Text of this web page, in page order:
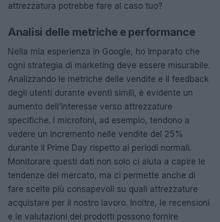
attrezzatura potrebbe fare al caso tuo?
Analisi delle metriche e performance
Nella mia esperienza in Google, ho imparato che
ogni strategia di marketing deve essere misurabile.
Analizzando le metriche delle vendite e il feedback
degli utenti durante eventi simili, è evidente un
aumento dell’interesse verso attrezzature
specifiche. I microfoni, ad esempio, tendono a
vedere un incremento nelle vendite del 25%
durante il Prime Day rispetto ai periodi normali.
Monitorare questi dati non solo ci aiuta a capire le
tendenze del mercato, ma ci permette anche di
fare scelte più consapevoli su quali attrezzature
acquistare per il nostro lavoro. Inoltre, le recensioni
e le valutazioni dei prodotti possono fornire